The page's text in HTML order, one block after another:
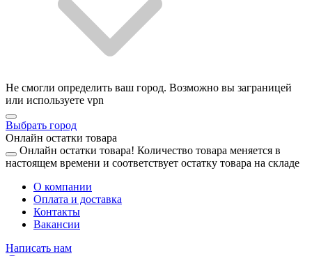
Не смогли определить ваш город. Возможно вы заграницей
или используете vpn
Выбрать город
Онлайн остатки товара
Онлайн остатки товара! Количество товара меняется в
настоящем времени и соответствует остатку товара на складе
О компании
Оплата и доставка
Контакты
Вакансии
Написать нам